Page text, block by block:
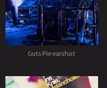
Guts Pie earshot